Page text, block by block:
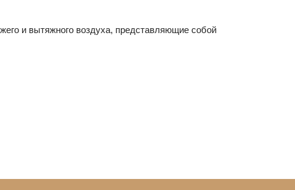
и вытяжного воздуха, пред­ставляющие собой